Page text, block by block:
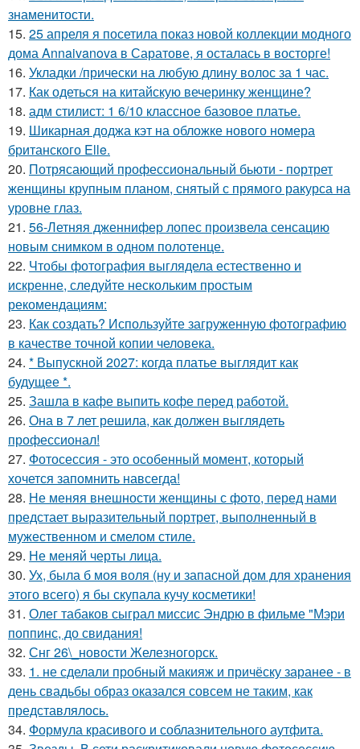
знаменитости.
15. 25 апреля я посетила показ новой коллекции модного
дома Annaivanova в Саратове, я осталась в восторге!
16. Укладки /прически на любую длину волос за 1 час.
17. Как одеться на китайскую вечеринку женщине?
18. адм стилист: 1 6/10 классное базовое платье.
19. Шикарная доджа кэт на обложке нового номера
британского Elle.
20. Потрясающий профессиональный бьюти - портрет
женщины крупным планом, снятый с прямого ракурса на
уровне глаз.
21. 56-Летняя дженнифер лопес произвела сенсацию
новым снимком в одном полотенце.
22. Чтобы фотография выглядела естественно и
искренне, следуйте нескольким простым
рекомендациям:
23. Как создать? Используйте загруженную фотографию
в качестве точной копии человека.
24. * Выпускной 2027: когда платье выглядит как
будущее *.
25. Зашла в кафе выпить кофе перед работой.
26. Она в 7 лет решила, как должен выглядеть
профессионал!
27. Фотосессия - это особенный момент, который
хочется запомнить навсегда!
28. Не меняя внешности женщины с фото, перед нами
предстает выразительный портрет, выполненный в
мужественном и смелом стиле.
29. Не меняй черты лица.
30. Ух, была б моя воля (ну и запасной дом для хранения
этого всего) я бы скупала кучу косметики!
31. Олег табаков сыграл миссис Эндрю в фильме "Мэри
поппинс, до свидания!
32. Снг 26\_новости Железногорск.
33. 1. не сделали пробный макияж и причёску заранее - в
день свадьбы образ оказался совсем не таким, как
представлялось.
34. Формула красивого и соблазнительного аутфита.